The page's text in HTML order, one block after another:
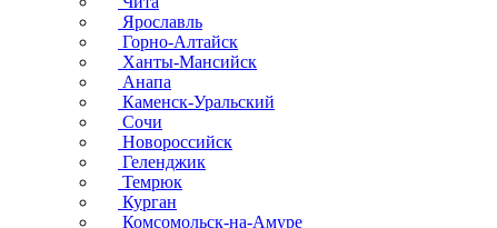
Ярославль
Горно-Алтайск
Ханты-Мансийск
Анапа
Каменск-Уральский
Сочи
Новороссийск
Геленджик
Темрюк
Курган
Комсомольск-на-Амуре